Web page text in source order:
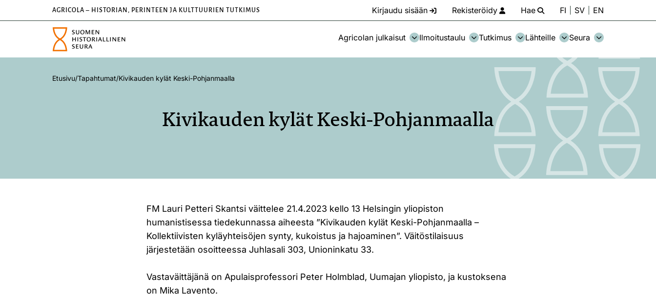
AGRICOLA – HISTORIAN, PERINTEEN JA KULTTUURIEN TUTKIMUS Kirjaudu sisään Rekisteröidy Hae FI SV EN
Agricolan julkaisut Ilmoitustaulu Tutkimus Lähteille Seura
Etusivu/Tapahtumat/Kivikauden kylät Keski-Pohjanmaalla
Kivikauden kylät Keski-Pohjanmaalla
FM Lauri Petteri Skantsi väittelee 21.4.2023 kello 13 Helsingin yliopiston
humanistisessa tiedekunnassa aiheesta ”Kivikauden kylät Keski-Pohjanmaalla –
Kollektiivisten kyläyhteisöjen synty, kukoistus ja hajoaminen”. Väitöstilaisuus
järjestetään osoitteessa Juhlasali 303, Unioninkatu 33.
Vastaväittäjänä on Apulaisprofessori Peter Holmblad, Uumajan yliopisto, ja kustoksena
on Mika Lavento.